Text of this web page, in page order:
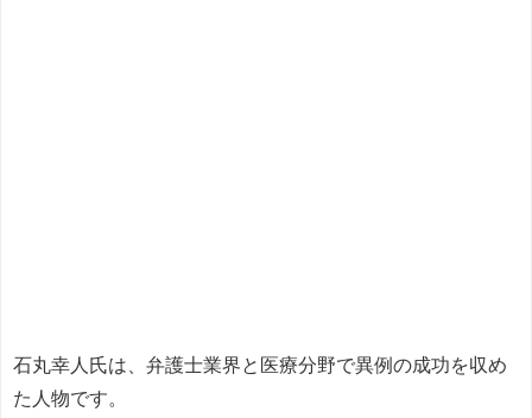
石丸幸人氏は、弁護士業界と医療分野で異例の成功を収め
た人物です。